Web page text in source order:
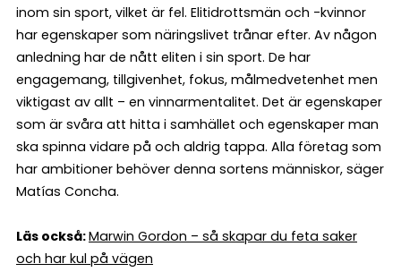
inom sin sport, vilket är fel. Elitidrottsmän och -kvinnor
har egenskaper som näringslivet trånar efter. Av någon
anledning har de nått eliten i sin sport. De har
engagemang, tillgivenhet, fokus, målmedvetenhet men
viktigast av allt – en vinnarmentalitet. Det är egenskaper
som är svåra att hitta i samhället och egenskaper man
ska spinna vidare på och aldrig tappa. Alla företag som
har ambitioner behöver denna sortens människor, säger
Matías Concha.
Läs också:Marwin Gordon – så skapar du feta saker
och har kul på vägen